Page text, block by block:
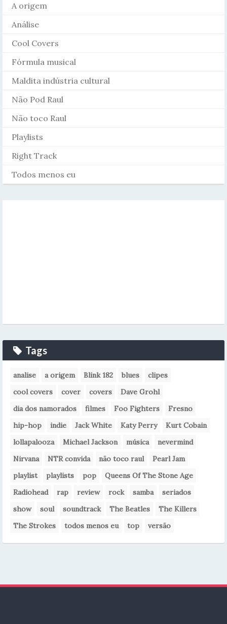
A origem
Análise
Cool Covers
Fórmula musical
Maldita indústria cultural
Não Pod Raul
Não toco Raul
Playlists
Right Track
Todos menos eu
Tags
analise a origem Blink 182 blues
clipes
cool covers
cover covers
Dave Grohl
dia dos namorados
filmes Foo Fighters
Fresno
hip-hop
indie Jack White Katy Perry
Kurt Cobain
lollapalooza
Michael Jackson música
nevermind
Nirvana
NTR convida não toco raul
Pearl Jam
playlist
playlists pop
Queens Of The Stone Age
Radiohead
rap review rock samba
seriados
show
soul soundtrack The Beatles
The Killers
The Strokes
todos menos eu top versão